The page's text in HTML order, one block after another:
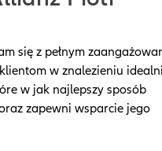
się z pełnym
w znalezieniu
w jak najlepszy sposób
zapewni wsparcie jego